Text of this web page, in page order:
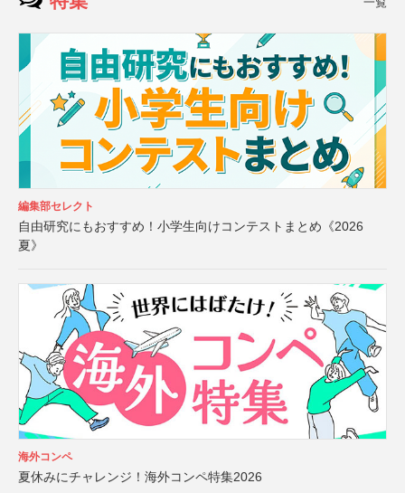
編集部セレクト
自由研究にもおすすめ！小学生向けコンテストまとめ《2026
夏》
海外コンペ
夏休みにチャレンジ！海外コンペ特集2026